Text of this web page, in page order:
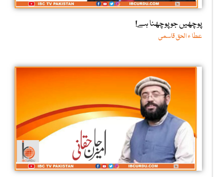
پوچھیں جو پوچھنا ہے!
عطا ء الحق قاسمی